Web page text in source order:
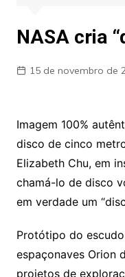
NASA cria
15 de novembro de
Imagem 100%
disco de cinco
Elizabeth Chu, em
chamá-lo de disco
em verdade um
Protótipo do
espaçonaves Orion
projetos de